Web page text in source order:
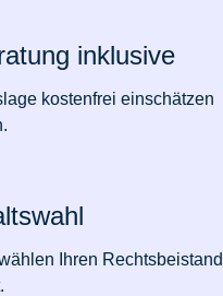
inklusive
kostenfrei einschätzen
Ihren Rechtsbeistand